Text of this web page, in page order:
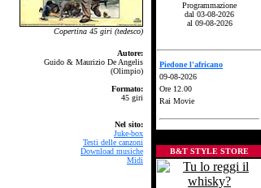
Copertina 45 giri (tedesco)
Autore:
Guido & Maurizio De Angelis
(Olimpio)
Formato:
45 giri
Nel sito:
Juke-box
Testi delle canzoni
Download musiche
Midi
Programmazione
dal 03-08-2026
al 09-08-2026
Piedone l'africano
09-08-2026
Ore 12.00
Rai Movie
B&T STYLE STORE